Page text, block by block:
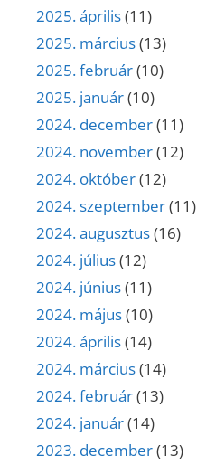
2025. április(11)
2025. március(13)
2025. február(10)
2025. január(10)
2024. december(11)
2024. november(12)
2024. október(12)
2024. szeptember(11)
2024. augusztus(16)
2024. július(12)
2024. június(11)
2024. május(10)
2024. április(14)
2024. március(14)
2024. február(13)
2024. január(14)
2023. december(13)